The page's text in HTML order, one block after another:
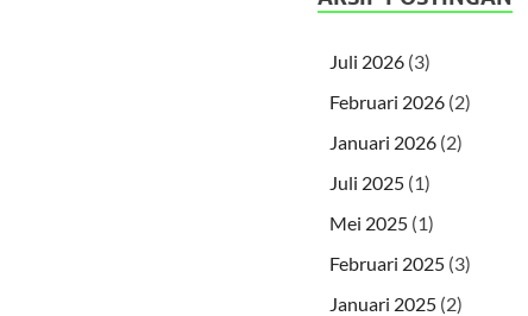
Juli 2026 (3)
Februari 2026 (2)
Januari 2026 (2)
Juli 2025 (1)
Mei 2025 (1)
Februari 2025 (3)
Januari 2025 (2)